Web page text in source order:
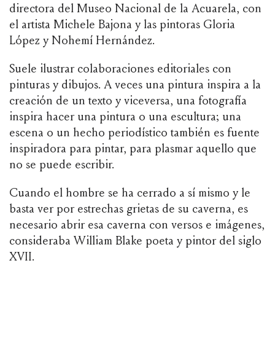
directora del Museo Nacional de la Acuarela, con
el artista Michele Bajona y las pintoras Gloria
López y Nohemí Hernández.
Suele ilustrar colaboraciones editoriales con
pinturas y dibujos. A veces una pintura inspira a la
creación de un texto y viceversa, una fotografía
inspira hacer una pintura o una escultura; una
escena o un hecho periodístico también es fuente
inspiradora para pintar, para plasmar aquello que
no se puede escribir.
Cuando el hombre se ha cerrado a sí mismo y le
basta ver por estrechas grietas de su caverna, es
necesario abrir esa caverna con versos e imágenes,
consideraba William Blake poeta y pintor del siglo
XVII.